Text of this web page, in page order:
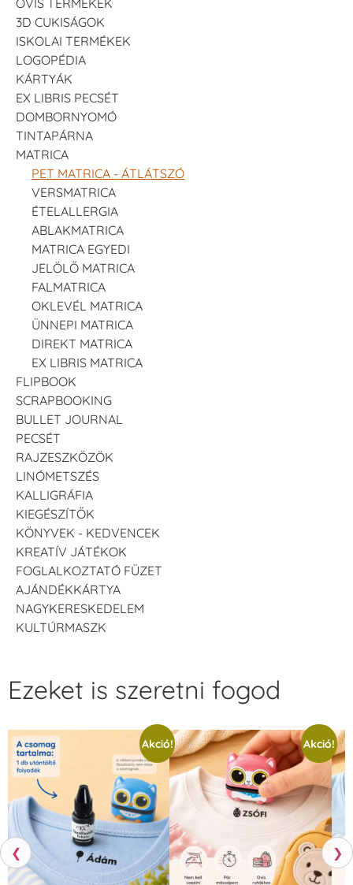
3D CUKISÁGOK
ISKOLAI TERMÉKEK
LOGOPÉDIA
KÁRTYÁK
EX LIBRIS PECSÉT
DOMBORNYOMÓ
TINTAPÁRNA
MATRICA
PET MATRICA - ÁTLÁTSZÓ
VERSMATRICA
ÉTELALLERGIA
ABLAKMATRICA
MATRICA EGYEDI
JELÖLŐ MATRICA
FALMATRICA
OKLEVÉL MATRICA
ÜNNEPI MATRICA
DIREKT MATRICA
EX LIBRIS MATRICA
FLIPBOOK
SCRAPBOOKING
BULLET JOURNAL
PECSÉT
RAJZESZKÖZÖK
LINÓMETSZÉS
KALLIGRÁFIA
KIEGÉSZÍTŐK
KÖNYVEK - KEDVENCEK
KREATÍV JÁTÉKOK
FOGLALKOZTATÓ FÜZET
AJÁNDÉKKÁRTYA
NAGYKERESKEDELEM
KULTÚRMASZK
❮
Ezeket is szeretni fogod
Akció! Akció!
❯